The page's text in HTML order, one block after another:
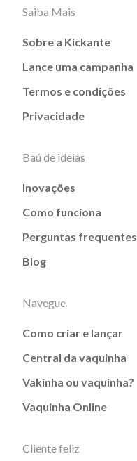
Saiba Mais
Sobre a Kickante
Lance uma campanha
Termos e condições
Privacidade
Baú de ideias
Inovações
Como funciona
Perguntas frequentes
Blog
Navegue
Como criar e lançar
Central da vaquinha
Vakinha ou vaquinha?
Vaquinha Online
Cliente feliz